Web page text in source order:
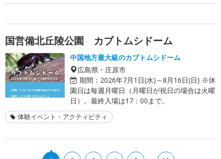
国営備北丘陵公園 カブトムシドーム
中国地方最大級のカブトムシドーム
広島県・庄原市
期間： 2026年7月1日(水)～8月16日(日) ※休
園日は毎週月曜日（月曜日が祝日の場合は火曜
日）。最終入場は17：00まで。
体験イベント・アクティビティ